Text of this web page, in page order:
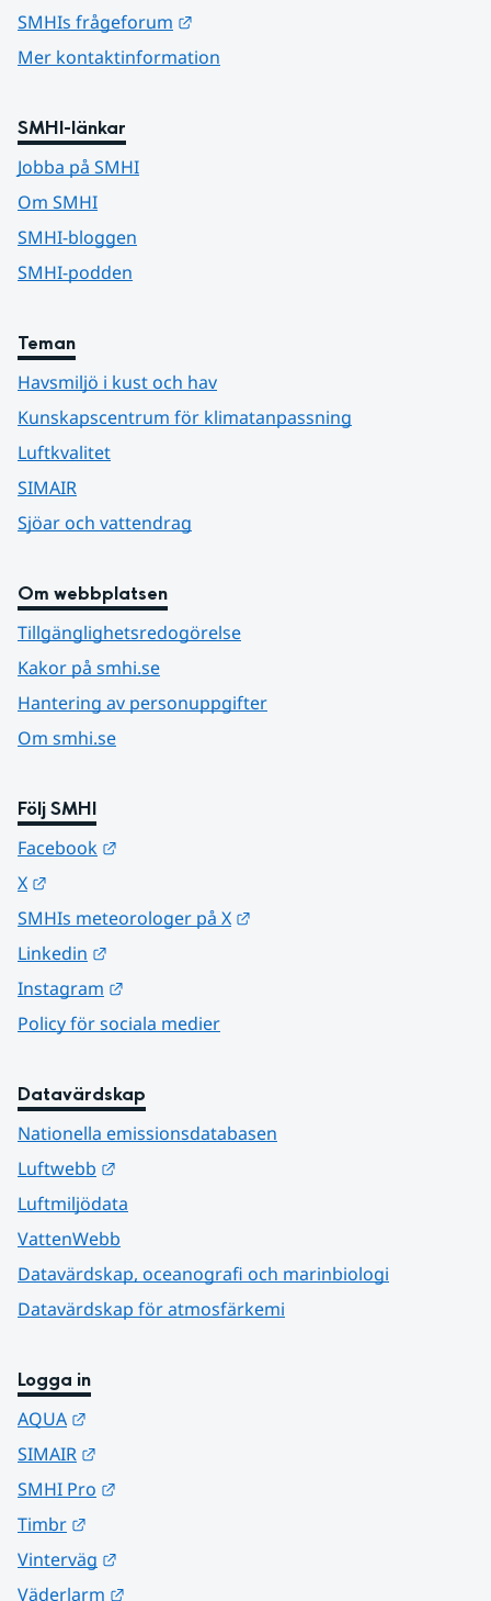
SMHIs frågeforum
Mer kontaktinformation
SMHI-länkar
Jobba på SMHI
Om SMHI
SMHI-bloggen
SMHI-podden
Teman
Havsmiljö i kust och hav
Kunskapscentrum för klimatanpassning
Luftkvalitet
SIMAIR
Sjöar och vattendrag
Om webbplatsen
Tillgänglighetsredogörelse
Kakor på smhi.se
Hantering av personuppgifter
Om smhi.se
Följ SMHI
Facebook
X
SMHIs meteorologer på X
Linkedin
Instagram
Policy för sociala medier
Datavärdskap
Nationella emissionsdatabasen
Luftwebb
Luftmiljödata
VattenWebb
Datavärdskap, oceanografi och marinbiologi
Datavärdskap för atmosfärkemi
Logga in
AQUA
SIMAIR
SMHI Pro
Timbr
Vinterväg
Väderlarm